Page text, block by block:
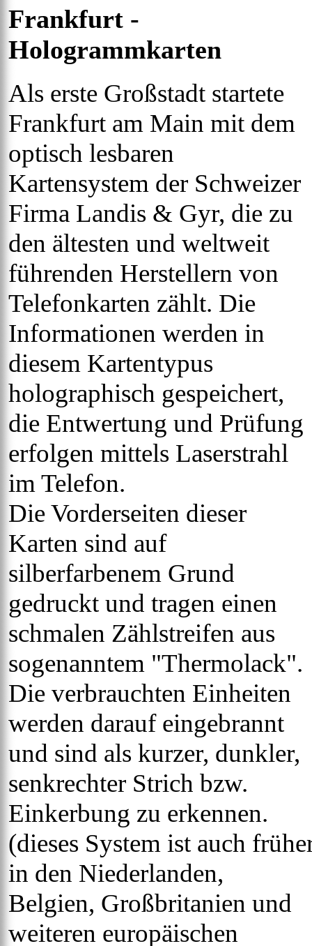
Frankfurt -
Hologrammkarten
Als erste Großstadt startete
Frankfurt am Main mit dem
optisch lesbaren
Kartensystem der Schweizer
Firma Landis & Gyr, die zu
den ältesten und weltweit
führenden Herstellern von
Telefonkarten zählt. Die
Informationen werden in
diesem Kartentypus
holographisch gespeichert,
die Entwertung und Prüfung
erfolgen mittels Laserstrahl
im Telefon.
Die Vorderseiten dieser
Karten sind auf
silberfarbenem Grund
gedruckt und tragen einen
schmalen Zählstreifen aus
sogenanntem "Thermolack".
Die verbrauchten Einheiten
werden darauf eingebrannt
und sind als kurzer, dunkler,
senkrechter Strich bzw.
Einkerbung zu erkennen.
(dieses System ist auch
in den Niederlanden,
Belgien, Großbritanien und
weiteren europäischen